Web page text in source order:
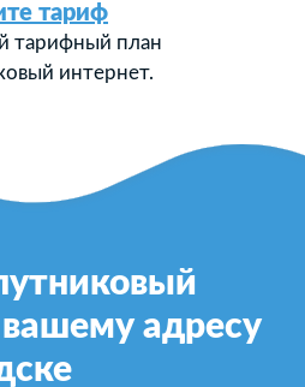
тариф
тарифный план
интернет.
адресу